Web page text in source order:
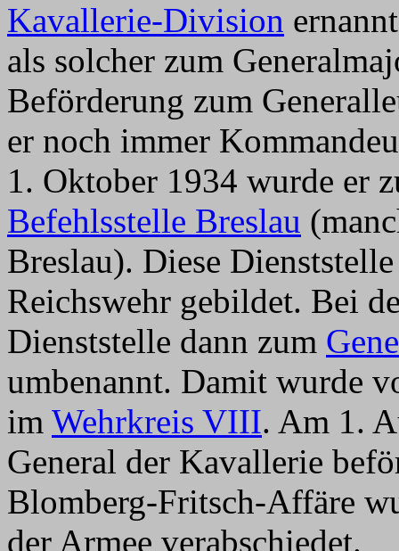
Kavallerie-Division
als solcher zum
Beförderung zum
er noch immer
1. Oktober 1934 wurde er
Befehlsstelle Breslau
Breslau). Diese
Reichswehr gebildet. Bei
Dienststelle dann zum
umbenannt. Damit wurde
im Wehrkreis VIII. Am 1.
General der Kavallerie
Blomberg-Fritsch-Affäre
der Armee verabschiedet.